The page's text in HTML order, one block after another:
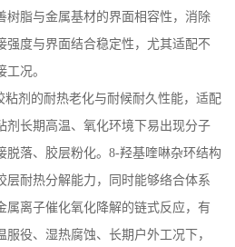
树脂与金属基材的界面相容性，消除
强度与界面结合稳定性，尤其适配不
况。
粘剂的耐热老化与耐候耐久性能，适配
剂长期高温、氧化环境下易出现分子
落、胶层粉化。 8-羟基喹啉杂环结构
层耐热分解能力，同时能够络合体系
属离子催化氧化降解的链式反应，有
役、湿热腐蚀、长期户外工况下，